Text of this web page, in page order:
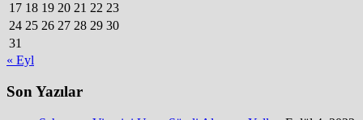
17 18 19 20 21 22 23
24 25 26 27 28 29 30
31
« Eyl
Son Yazılar